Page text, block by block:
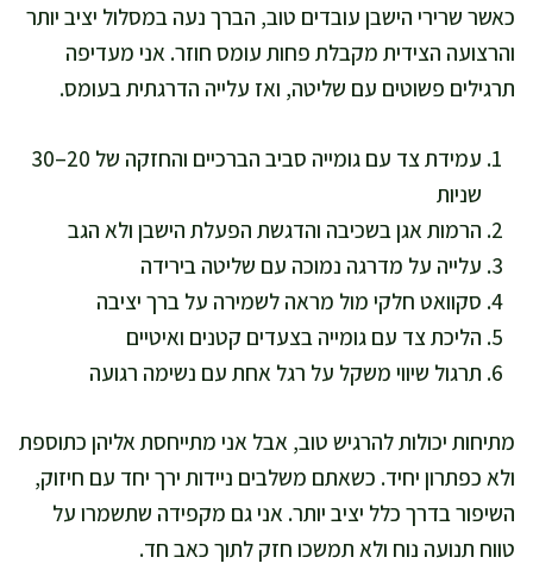
כאשר שרירי הישבן עובדים טוב, הברך נעה במסלול יציב יותר
והרצועה הצידית מקבלת פחות עומס חוזר. אני מעדיפה
תרגילים פשוטים עם שליטה, ואז עלייה הדרגתית בעומס.
עמידת צד עם גומייה סביב הברכיים והחזקה של 20–30
שניות
הרמות אגן בשכיבה והדגשת הפעלת הישבן ולא הגב
עלייה על מדרגה נמוכה עם שליטה בירידה
סקוואט חלקי מול מראה לשמירה על ברך יציבה
הליכת צד עם גומייה בצעדים קטנים ואיטיים
תרגול שיווי משקל על רגל אחת עם נשימה רגועה
מתיחות יכולות להרגיש טוב, אבל אני מתייחסת אליהן כתוספת
ולא כפתרון יחיד. כשאתם משלבים ניידות ירך יחד עם חיזוק,
השיפור בדרך כלל יציב יותר. אני גם מקפידה שתשמרו על
טווח תנועה נוח ולא תמשכו חזק לתוך כאב חד.